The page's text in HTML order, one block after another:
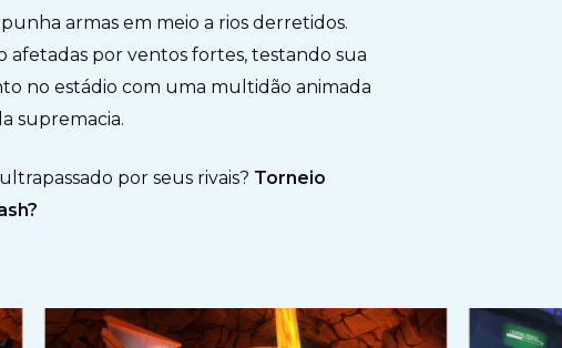
armas em meio a rios derretidos.
afetadas por ventos fortes, testando sua
no estádio com uma multidão animada
supremacia.
por seus rivais? Torneio